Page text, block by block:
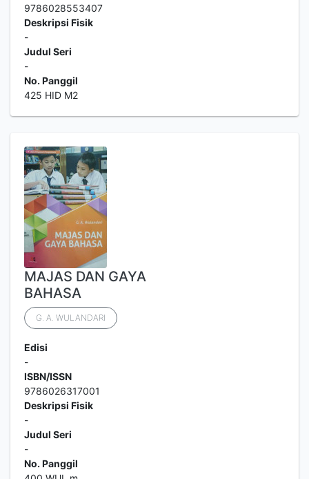
9786028553407
Deskripsi Fisik
-
Judul Seri
-
No. Panggil
425 HID M2
MAJAS DAN GAYA
BAHASA
G. A. WULANDARI
Edisi
-
ISBN/ISSN
9786026317001
Deskripsi Fisik
-
Judul Seri
-
No. Panggil